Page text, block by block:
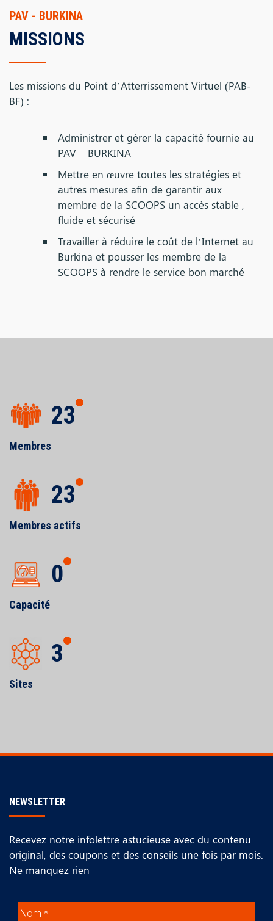
PAV - BURKINA
MISSIONS
Les missions du Point d’Atterrissement Virtuel (PAB-
BF) :
Administrer et gérer la capacité fournie au
PAV – BURKINA
Mettre en œuvre toutes les stratégies et
autres mesures afin de garantir aux
membre de la SCOOPS un accès stable ,
fluide et sécurisé
Travailler à réduire le coût de l’Internet au
Burkina et pousser les membre de la
SCOOPS à rendre le service bon marché
23
Membres
23
Membres actifs
0
Capacité
3
Sites
NEWSLETTER
Recevez notre infolettre astucieuse avec du contenu
original, des coupons et des conseils une fois par mois.
Ne manquez rien